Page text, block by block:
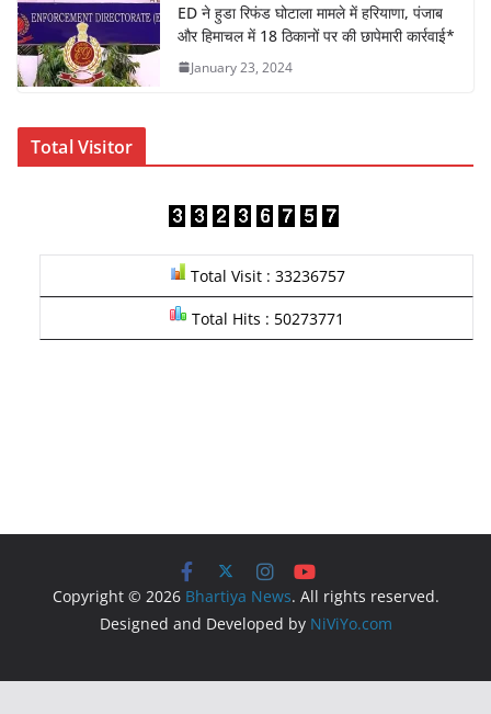
ED ने हुडा रिफंड घोटाला मामले में हरियाणा, पंजाब
और हिमाचल में 18 ठिकानों पर की छापेमारी कार्रवाई*
January 23, 2024
Total Visitor
Total Visit : 33236757
Total Hits : 50273771
Copyright © 2026 Bhartiya News. All rights reserved.
Designed and Developed by NiViYo.com